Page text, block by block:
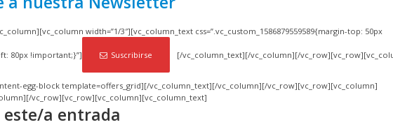
width=”1/3″][vc_column_text css=”.vc_custom_1586879559589{margin-top: 50px
80px !important;}”] Suscribirse [/vc_column_text][/vc_column][/
egg-block template=offers_grid][/vc_column_text][/vc_column][/vc_row][vc_row][vc_column]
vc_row][vc_row][vc_column][vc_column_text]
a entrada